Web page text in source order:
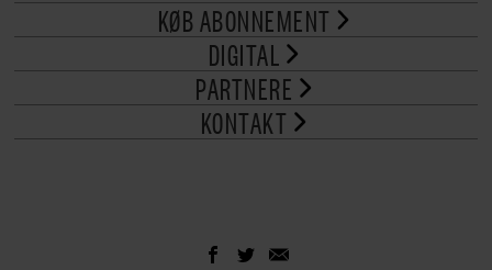
KØB ABONNEMENT
DIGITAL
PARTNERE
KONTAKT